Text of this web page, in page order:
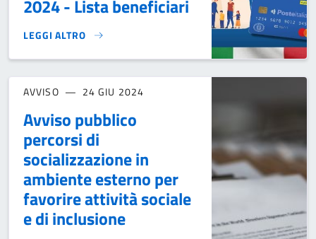
2024 - Lista beneficiari
LEGGI ALTRO
CARTA DEDICATA A TE 2024 - LISTA BENEFICIARI}
AVVISO 24 GIU 2024
Avviso pubblico
percorsi di
socializzazione in
ambiente esterno per
favorire attività sociale
e di inclusione